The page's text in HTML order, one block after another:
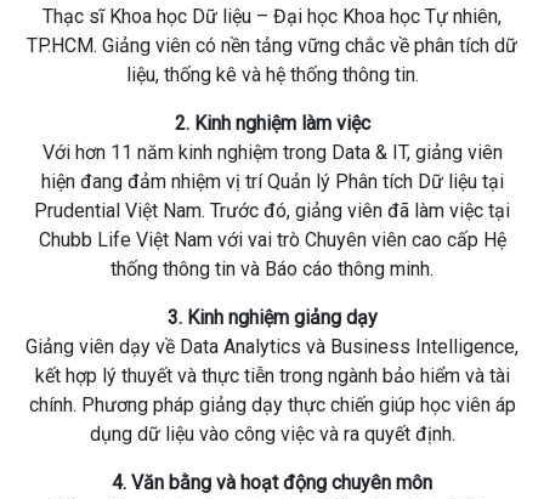
Thạc sĩ Khoa học Dữ liệu – Đại học Khoa học Tự nhiên,
TP.HCM. Giảng viên có nền tảng vững chắc về phân tích dữ
liệu, thống kê và hệ thống thông tin.
2. Kinh nghiệm làm việc
Với hơn 11 năm kinh nghiệm trong Data & IT, giảng viên
hiện đang đảm nhiệm vị trí Quản lý Phân tích Dữ liệu tại
Prudential Việt Nam. Trước đó, giảng viên đã làm việc tại
Chubb Life Việt Nam với vai trò Chuyên viên cao cấp Hệ
thống thông tin và Báo cáo thông minh.
3. Kinh nghiệm giảng dạy
Giảng viên dạy về Data Analytics và Business Intelligence,
kết hợp lý thuyết và thực tiễn trong ngành bảo hiểm và tài
chính. Phương pháp giảng dạy thực chiến giúp học viên áp
dụng dữ liệu vào công việc và ra quyết định.
4. Văn bằng và hoạt động chuyên môn